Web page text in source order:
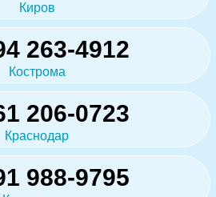
Киров
263-4912
Кострома
206-0723
Краснодар
988-9795